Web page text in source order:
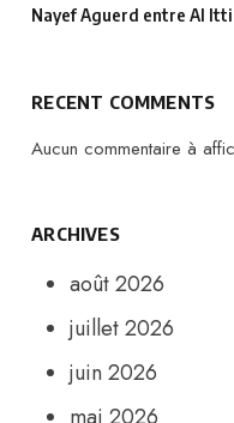
Nayef Aguerd entre Al
RECENT COMMENTS
Aucun commentaire à
ARCHIVES
août 2026
juillet 2026
juin 2026